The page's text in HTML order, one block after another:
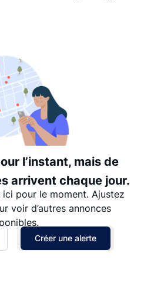
l’instant, mais de
arrivent chaque jour.
ici pour le moment. Ajustez
voir d’autres annonces
Créer une alerte